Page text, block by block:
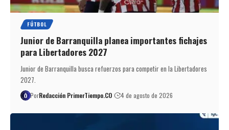
FÚTBOL
Junior de Barranquilla planea importantes fichajes
para Libertadores 2027
Junior de Barranquilla busca refuerzos para competir en la Libertadores
2027.
PorRedacción PrimerTiempo.CO 4 de agosto de 2026